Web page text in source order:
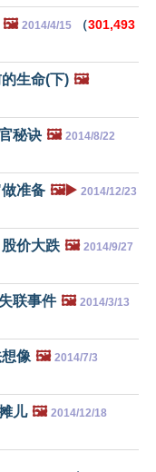
🖼️ 2014/4/15 （301,493
生命(下) 🖼️
秘诀 🖼️ 2014/8/22
准备 🖼️▶️ 2014/12/23
价大跌 🖼️ 2014/9/27
联事件 🖼️ 2014/3/13
像 🖼️ 2014/7/3
儿 🖼️ 2014/12/18